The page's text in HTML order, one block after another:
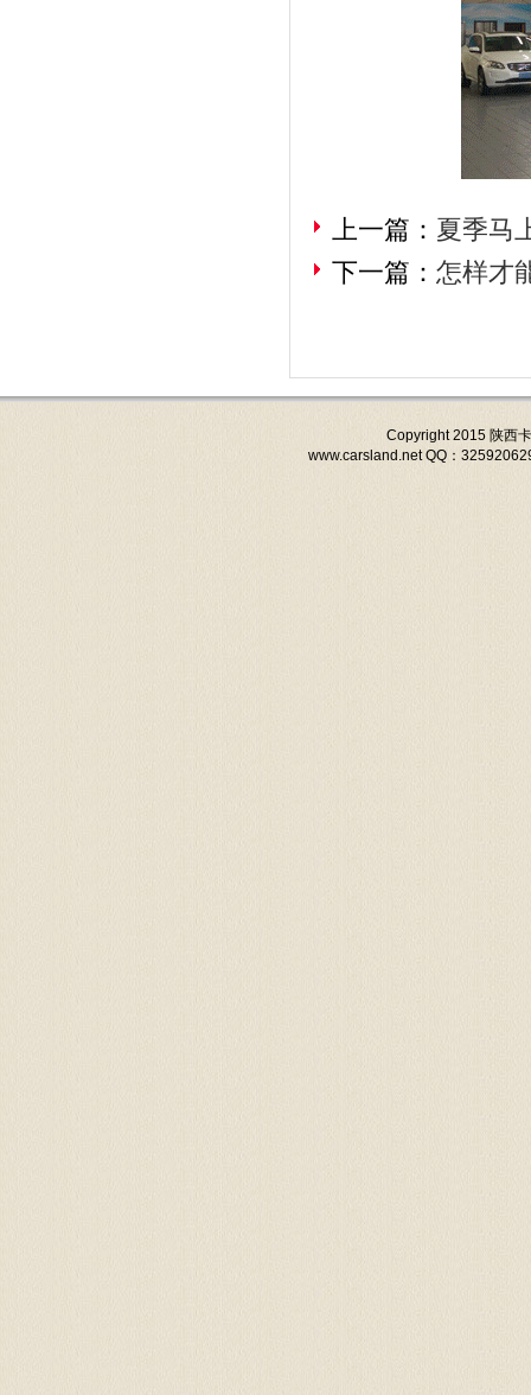
上一篇： 夏季马
下一篇： 怎样才
Copyright 2015 陕西
www.carsland.net QQ：